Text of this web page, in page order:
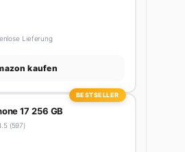
Lieferung
kaufen
BESTSELLER
17 256 GB
(597)